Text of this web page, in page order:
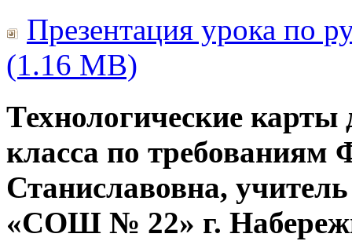
Презентация урока по
(1.16 MB)
Технологические
класса по
Станиславовна,
«СОШ № 22» г.